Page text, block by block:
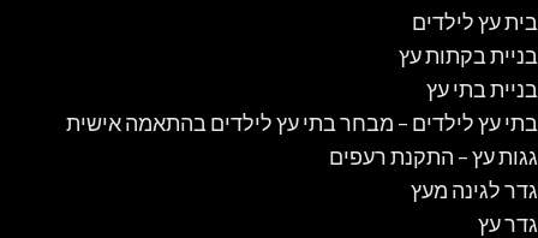
בית עץ לילדים
בניית בקתות עץ
בניית בתי עץ
בתי עץ לילדים – מבחר בתי עץ לילדים בהתאמה אישית
גגות עץ – התקנת רעפים
גדר לגינה מעץ
גדר עץ